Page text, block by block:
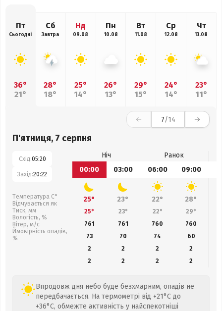
Пт
Сьогодні
36°
21°
Сб
Завтра
28°
18°
Нд
09.08
25°
14°
Пн
10.08
26°
13°
Вт
11.08
29°
15°
Ср
12.08
24°
14°
Чт
13.08
23°
11°
7/14
П'ятниця, 7 серпня
Схід:05:20
Захід:20:22
Температура С°
Відчувається як
Тиск, мм
Вологість, %
Вітер, м/с
Ймовірність опадів,
%
Ніч
Ранок
00:00
03:00 06:00 09:00
25° 23° 22° 28°
25° 23° 22° 29°
761
761 760 760
73
70 74 60
2
2 2
2
2
2 2 2
Впродовж дня небо буде безхмарним, опадів не
передбачається. На термометрі від +21°C до
+36°C, обмежте активність у найспекотніші